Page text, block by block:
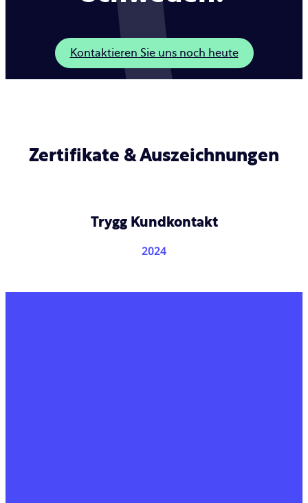
Kontaktieren Sie uns noch heute
Zertifikate & Auszeichnungen
Trygg Kundkontakt
2024